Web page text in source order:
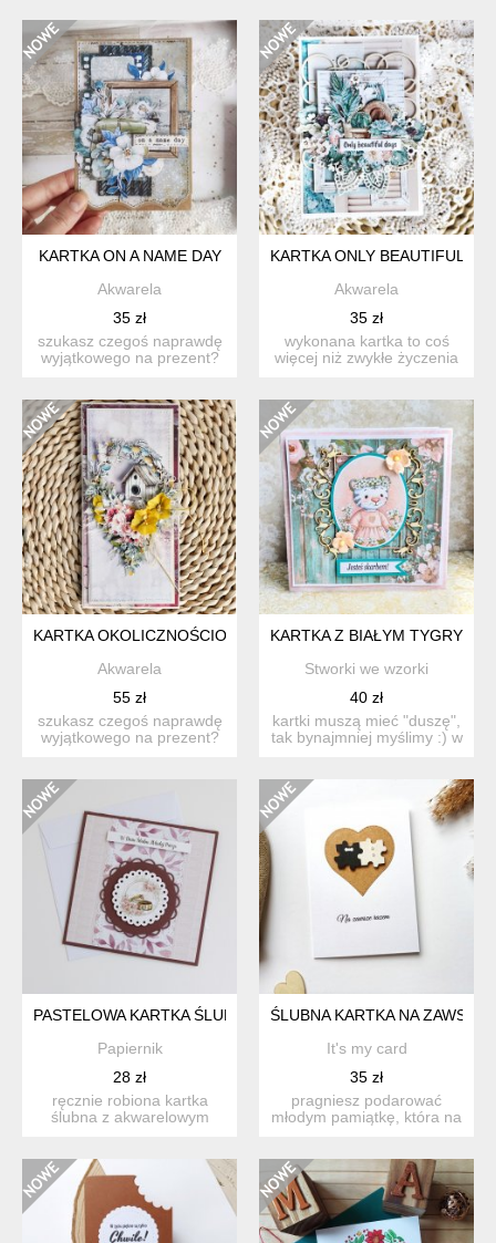
KARTKA ON A NAME DAY
Akwarela
35 zł
szukasz czegoś naprawdę
wyjątkowego na prezent?
KARTKA ONLY BEAUTIFUL
Akwarela
35 zł
wykonana kartka to coś
więcej niż zwykłe życzenia
KARTKA OKOLICZNOŚCIOWA
Akwarela
55 zł
szukasz czegoś naprawdę
wyjątkowego na prezent?
KARTKA Z BIAŁYM
Stworki we wzorki
40 zł
kartki muszą mieć "duszę",
tak bynajmniej myślimy :) w
PASTELOWA KARTKA ŚLUBNA
Papiernik
28 zł
ręcznie robiona kartka
ślubna z akwarelowym
ŚLUBNA KARTKA NA ZAWSZE
It's my card
35 zł
pragniesz podarować
młodym pamiątkę, która na